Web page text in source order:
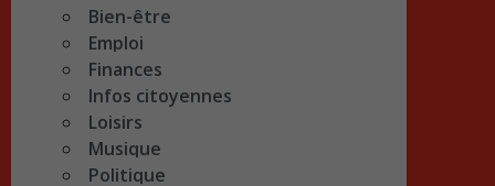
Bien-être
Emploi
Finances
Infos citoyennes
Loisirs
Musique
Politique